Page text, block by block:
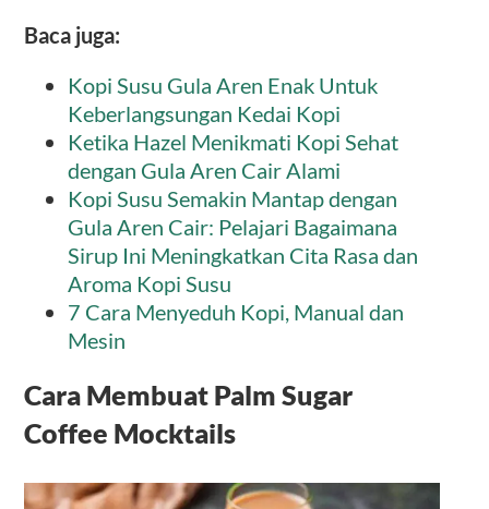
Baca juga:
Kopi Susu Gula Aren Enak Untuk
Keberlangsungan Kedai Kopi
Ketika Hazel Menikmati Kopi Sehat
dengan Gula Aren Cair Alami
Kopi Susu Semakin Mantap dengan
Gula Aren Cair: Pelajari Bagaimana
Sirup Ini Meningkatkan Cita Rasa dan
Aroma Kopi Susu
7 Cara Menyeduh Kopi, Manual dan
Mesin
Cara Membuat Palm Sugar
Coffee Mocktails